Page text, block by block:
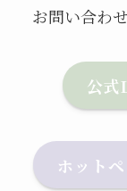
お問い合わ
公式
ホット